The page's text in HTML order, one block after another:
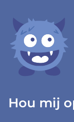
Hou mij